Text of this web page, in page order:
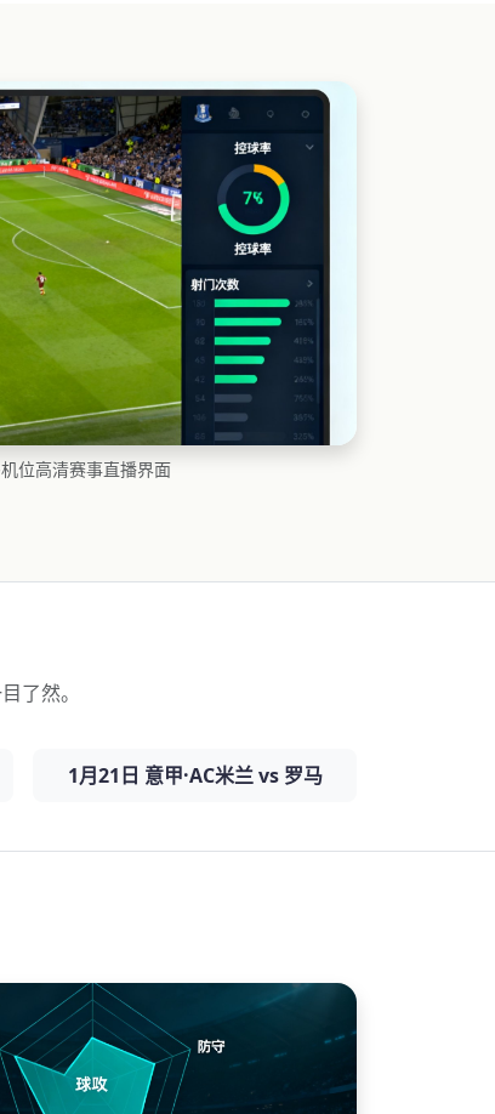
位高清赛事直播界面
了然。
1月21日 意甲·AC米兰 vs 罗马